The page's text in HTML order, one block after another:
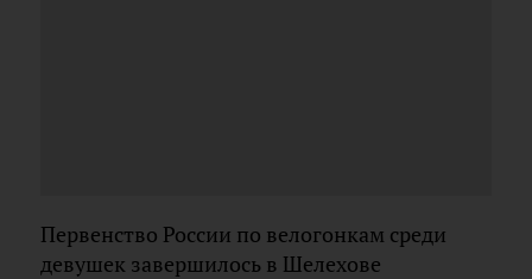
Первенство России по велогонкам среди
девушек завершилось в Шелехове